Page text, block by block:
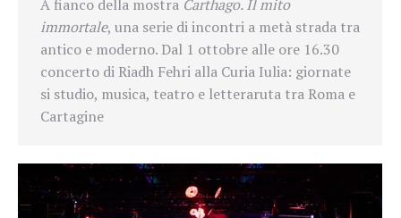
A fianco della mostra Carthago. Il mito
immortale, una serie di incontri a metà strada tra
antico e moderno. Dal 1 ottobre alle ore 16.30
concerto di Riadh Fehri alla Curia Iulia: giornate
si studio, musica, teatro e letteraruta tra Roma e
Cartagine